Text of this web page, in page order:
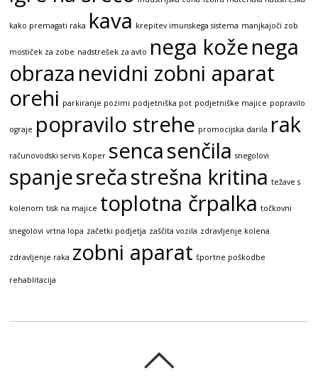
kako premagati raka kava krepitev imunskega sistema manjkajoči zob
mostiček za zobe nadstrešek za avto nega koženega
obraza nevidni zobni aparat
orehi parkiranje pozimi podjetniška pot podjetniške majice popravilo
ograje popravilo strehe promocijska darila rak
računovodski servis Koper sencasenčila snegolovi
spanjesrečastrešna kritina težave s
kolenom tisk na majice toplotna črpalka točkovni
snegolovi vrtna lopa začetki podjetja zaščita vozila zdravljenje kolena
zdravljenje raka zobni aparat športne poškodbe
rehablitacija